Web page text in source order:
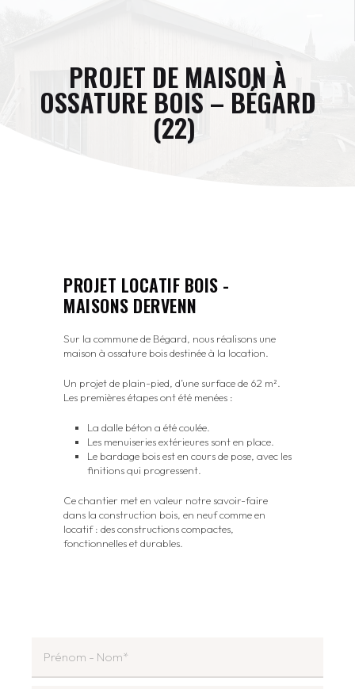
PROJET DE MAISON À
OSSATURE BOIS – BÉGARD
(22)
PROJET LOCATIF BOIS -
MAISONS DERVENN
Sur la commune de Bégard, nous réalisons une
maison à ossature bois destinée à la location.
Un projet de plain-pied, d’une surface de 62 m².
Les premières étapes ont été menées :
La dalle béton a été coulée.
Les menuiseries extérieures sont en place.
Le bardage bois est en cours de pose, avec les
finitions qui progressent.
Ce chantier met en valeur notre savoir-faire
dans la construction bois, en neuf comme en
locatif : des constructions compactes,
fonctionnelles et durables.